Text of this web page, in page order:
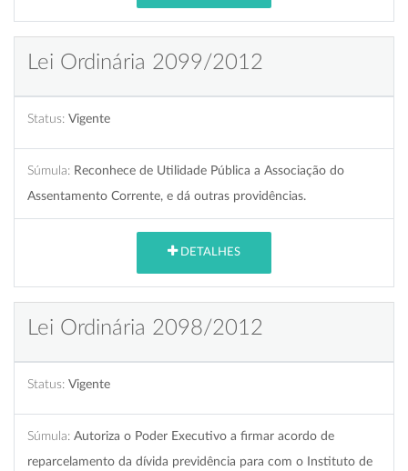
Lei Ordinária 2099/2012
Status: Vigente
Súmula: Reconhece de Utilidade Pública a Associação do
Assentamento Corrente, e dá outras providências.
DETALHES
Lei Ordinária 2098/2012
Status: Vigente
Súmula: Autoriza o Poder Executivo a firmar acordo de
reparcelamento da dívida previdência para com o Instituto de